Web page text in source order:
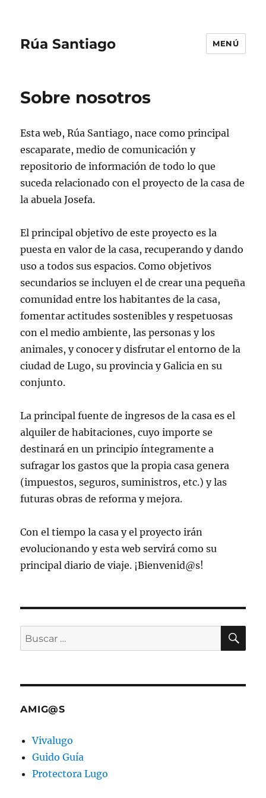
Rúa Santiago MENÚ
Sobre nosotros
Esta web, Rúa Santiago, nace como principal
escaparate, medio de comunicación y
repositorio de información de todo lo que
suceda relacionado con el proyecto de la casa de
la abuela Josefa.
El principal objetivo de este proyecto es la
puesta en valor de la casa, recuperando y dando
uso a todos sus espacios. Como objetivos
secundarios se incluyen el de crear una pequeña
comunidad entre los habitantes de la casa,
fomentar actitudes sostenibles y respetuosas
con el medio ambiente, las personas y los
animales, y conocer y disfrutar el entorno de la
ciudad de Lugo, su provincia y Galicia en su
conjunto.
La principal fuente de ingresos de la casa es el
alquiler de habitaciones, cuyo importe se
destinará en un principio íntegramente a
sufragar los gastos que la propia casa genera
(impuestos, seguros, suministros, etc.) y las
futuras obras de reforma y mejora.
Con el tiempo la casa y el proyecto irán
evolucionando y esta web servirá como su
principal diario de viaje. ¡Bienvenid@s!
Buscar
por:
AMIG@S
Vivalugo
Guido Guía
Protectora Lugo